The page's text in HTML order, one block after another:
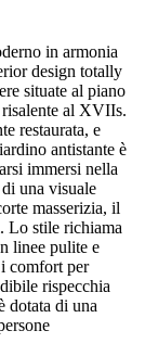
in armonia
design totally
situate al piano
risalente al XVIIs.
restaurata, e
antistante è
immersi nella
una visuale
masserizia, il
Lo stile richiama
linee pulite e
comfort per
rispecchia
dotata di una